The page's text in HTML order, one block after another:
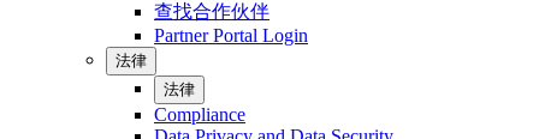
查找合作伙伴
Partner Portal Login
法律
法律
Compliance